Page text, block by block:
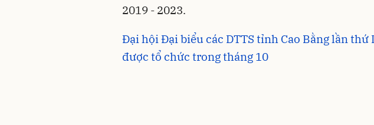
2019 - 2023.
Đại hội Đại biểu các DTTS tỉnh Cao Bằng lần thứ
được tổ chức trong tháng 10